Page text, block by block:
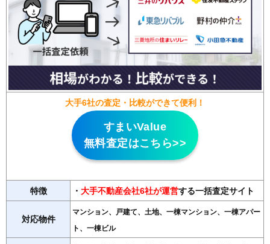
大手6社の査定・比較ができて便利！
すまいValue
無料査定はこちら>>
特徴 ・ 大手不動産会社6社が運営する一括査定サイト
対応物件
マンション、戸建て、土地、一棟マンション、一棟アパー
ト、一棟ビル